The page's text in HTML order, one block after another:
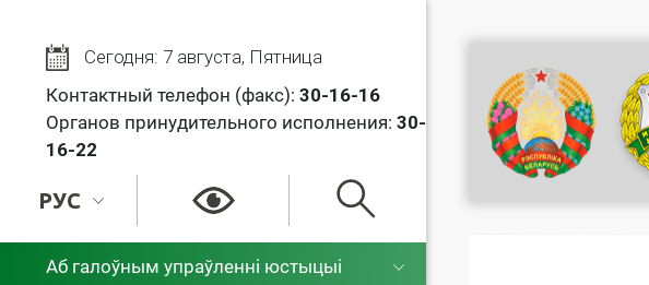
Сегодня: 7 августа, Пятница
Контактный телефон (факс): 30-16-16
Органов принудительного исполнения: 30-
16-22
РУС
Аб галоўным упраўленні юстыцыі